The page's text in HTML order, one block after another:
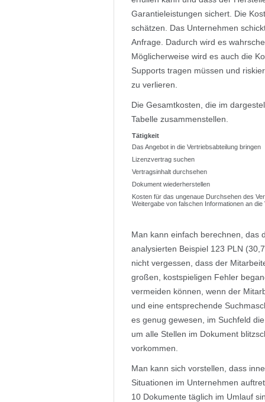
Garantieleistungen sichert. Die
schätzen. Das Unternehmen
Anfrage. Dadurch wird es
Möglicherweise wird es auch die
Supports tragen müssen und
zu verlieren.
Die Gesamtkosten, die im
Tabelle zusammenstellen.
Tätigkeit
Das Angebot in die Vertriebsabteilung bringen
Lizenzvertrag suchen
Vertragsinhalt durchsehen
Dokument wiederherstellen
Kosten für das ungenaue Durchsehen des
Weitergabe von falschen Informationen an die
Man kann einfach berechnen, das
analysierten Beispiel 123 PLN
nicht vergessen, dass der
großen, kostspieligen Fehler
vermeiden können, wenn der
und eine entsprechende
es genug gewesen, im Suchfeld
um alle Stellen im Dokument
vorkommen.
Man kann sich vorstellen, dass
Situationen im Unternehmen
10 Dokumente täglich im Umlauf